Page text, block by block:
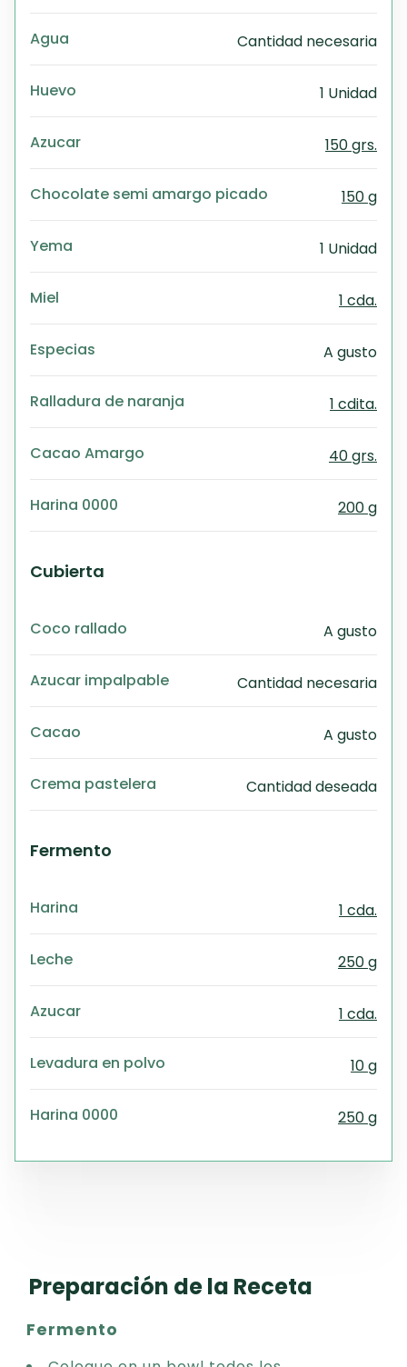
Agua Cantidad necesaria
Huevo 1 Unidad
Azucar 150 grs.
Chocolate semi amargo picado 150 g
Yema 1 Unidad
Miel 1 cda.
Especias A gusto
Ralladura de naranja 1 cdita.
Cacao Amargo 40 grs.
Harina 0000 200 g
Cubierta
Coco rallado A gusto
Azucar impalpable Cantidad necesaria
Cacao A gusto
Crema pastelera Cantidad deseada
Fermento
Harina 1 cda.
Leche 250 g
Azucar 1 cda.
Levadura en polvo 10 g
Harina 0000 250 g
Preparación de la Receta
Fermento